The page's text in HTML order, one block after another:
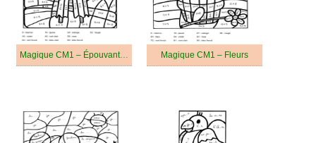
Magique CM1 – Épouvantail Magique CM1 – Fleurs